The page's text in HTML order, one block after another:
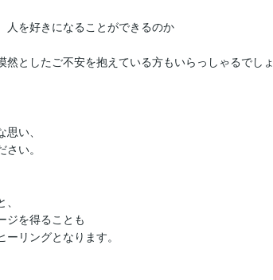
人を好きになることができるのか
然としたご不安を抱えている方もいらっしゃるでしょ
い、
い。
ジを得ることも
リングとなります。